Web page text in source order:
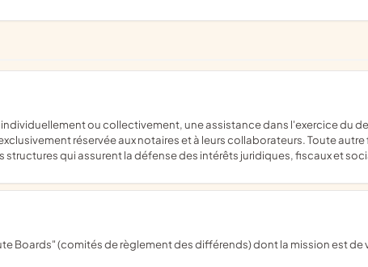
réservée aux notaires et à leurs collaborateurs. Toute
qui assurent la défense des intérêts juridiques, fiscaux et